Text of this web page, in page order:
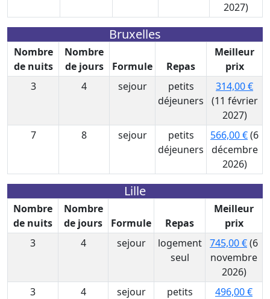
2027)
Bruxelles
Nombre
de nuits
Nombre
de jours
Formule Repas
Meilleur
prix
3
4 sejour
petits
déjeuners
314,00 €
(11 février
2027)
7
8 sejour
petits
déjeuners
566,00 €(6
décembre
2026)
Lille
Nombre
de nuits
Nombre
de jours
Formule Repas
Meilleur
prix
3
4 sejour
logement
seul
745,00 €(6
novembre
2026)
3
4 sejour
petits
496,00 €